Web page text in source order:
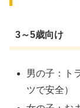
3～5歳向け
男の子：ト
ツで安全）